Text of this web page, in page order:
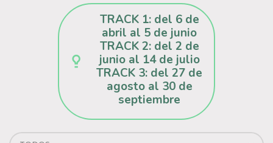
TRACK 1: del 6 de
abril al 5 de junio
TRACK 2: del 2 de
junio al 14 de julio
TRACK 3: del 27 de
agosto al 30 de
septiembre